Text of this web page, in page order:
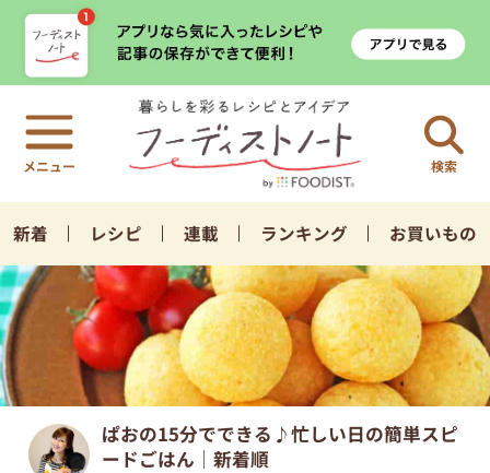
検索
新着 レシピ 連載 ランキング お買いもの
ぱおの15分でできる♪忙しい日の簡単スピ
ードごはん｜新着順